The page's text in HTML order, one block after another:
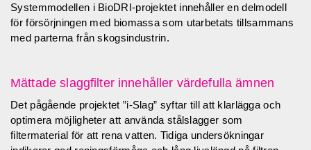
Systemmodellen i BioDRI-projektet innehåller en delmodell
för försörjningen med biomassa som utarbetats tillsammans
med parterna från skogsindustrin.
Mättade slaggfilter innehåller värdefulla ämnen
Det pågående projektet ”i-Slag” syftar till att klarlägga och
optimera möjligheter att använda stålslagger som
filtermaterial för att rena vatten. Tidiga undersökningar